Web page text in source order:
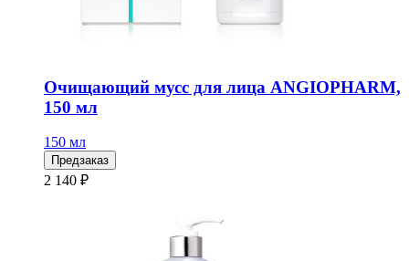
Очищающий мусс для лица ANGIOPHARM,
150 мл
150 мл
Предзаказ
2 140 ₽